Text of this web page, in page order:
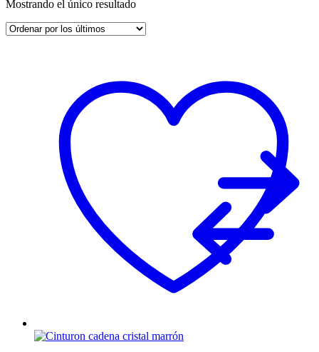
Mostrando el único resultado